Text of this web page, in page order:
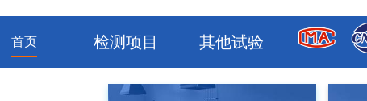
首页 检测项目 其他试验